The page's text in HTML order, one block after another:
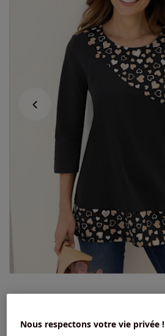
T-shirt long pur coton
Réf : 270.675.010 4.3 /
Nous respectons votre vie privée !